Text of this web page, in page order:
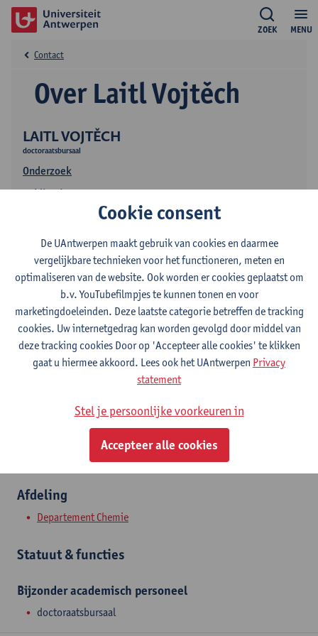
MENU
ZOEK
LAITL VOJTĚCH
doctoraatsbursaal
Onderzoek
Publicaties
Over Laitl Vojtěch
Contact
Contact
Campus Groenenborger
Groenenborgerlaan 171
2020 Antwerpen, BEL
Afdeling
Departement Chemie
Statuut & functies
Bijzonder academisch personeel
doctoraatsbursaal
Cookie consent
De UAntwerpen maakt gebruik van cookies en daarmee
vergelijkbare technieken voor het functioneren, meten en
optimaliseren van de website. Ook worden er cookies geplaatst om
b.v. YouTubefilmpjes te kunnen tonen en voor
marketingdoeleinden. Deze laatste categorie betreffen de tracking
cookies. Uw internetgedrag kan worden gevolgd door middel van
deze tracking cookies Door op 'Accepteer alle cookies' te klikken
gaat u hiermee akkoord. Lees ook het UAntwerpen Privacy
statement
Stel je persoonlijke voorkeuren in
Accepteer alle cookies